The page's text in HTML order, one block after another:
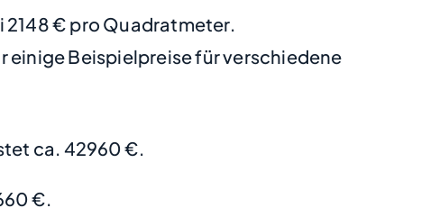
2148 € pro Quadratmeter.
einige Beispielpreise für verschiedene
ca. 42960 €.
€.